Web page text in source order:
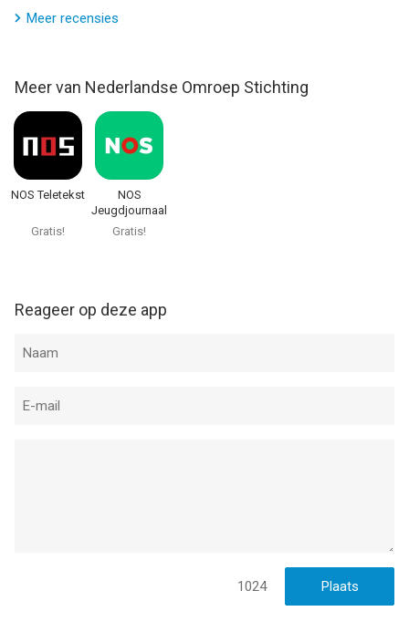
Meer recensies
Meer van Nederlandse Omroep Stichting
NOS Teletekst
Gratis!
NOS
Jeugdjournaal
Gratis!
Reageer op deze app
1024